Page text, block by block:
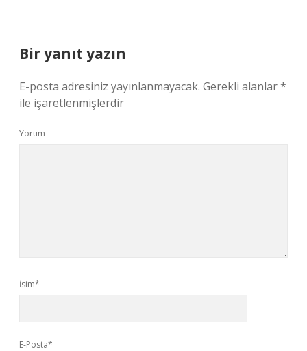
Bir yanıt yazın
E-posta adresiniz yayınlanmayacak. Gerekli alanlar*
ile işaretlenmişlerdir
Yorum
İsim*
E-Posta*